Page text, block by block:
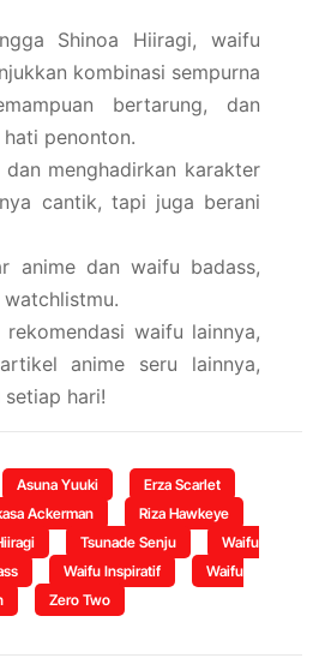
Shinoa Hiiragi, waifu
kombinasi sempurna
bertarung, dan
penonton.
menghadirkan karakter
cantik, tapi juga berani
anime dan waifu badass,
waifu lainnya,
anime seru lainnya,
setiap hari!
Asuna Yuuki
Erza Scarlet
Ackerman
Riza Hawkeye
Tsunade Senju
Waifu
Waifu Inspiratif
Waifu
Zero Two